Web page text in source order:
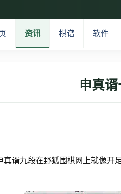
资讯 棋谱 软件
申真
真谞九段在野狐围棋网上就像开